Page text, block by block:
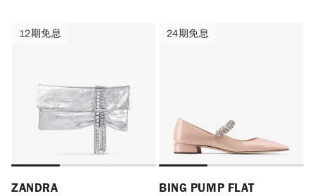
12期免息 12期免息
ZANDRA
24期免息 24期免息
BING PUMP FLAT